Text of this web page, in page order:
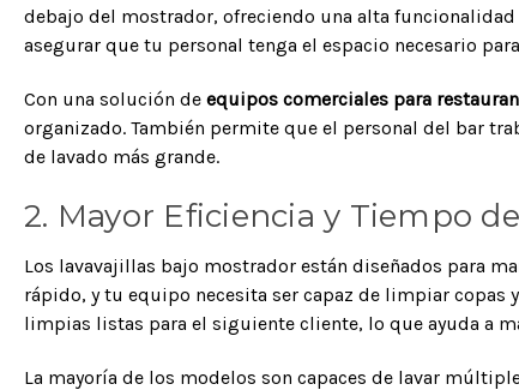
debajo del mostrador, ofreciendo una alta
asegurar que tu personal tenga el espacio necesario
Con una solución de equipos comerciales para
organizado. También permite que el personal del bar
de lavado más grande.
2. Mayor Eficiencia y Tiempo
Los lavavajillas bajo mostrador están diseñados para
rápido, y tu equipo necesita ser capaz de limpiar copas
limpias listas para el siguiente cliente, lo que ayuda a
La mayoría de los modelos son capaces de lavar